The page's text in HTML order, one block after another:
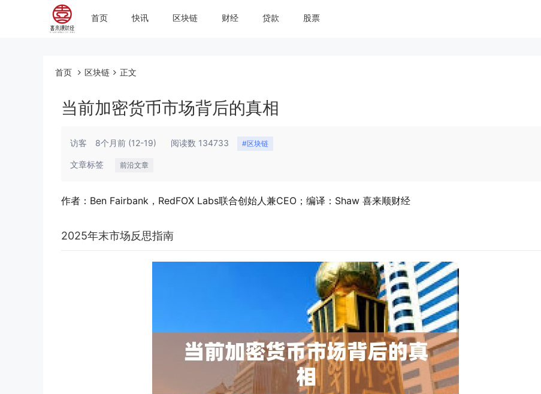
首页 快讯 区块链 财经 贷款 股票
首页 区块链 正文
当前加密货币市场背后的真相
访客 8个月前 (12-19) 阅读数 134733 #区块链
文章标签 前沿文章
作者：Ben Fairbank，RedFOX Labs联合创始人兼CEO；编译：Shaw 喜来顺财经
2025年末市场反思指南